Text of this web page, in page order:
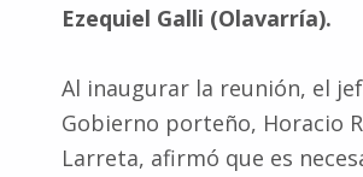
Ezequiel Galli (Olavarría).
Al inaugurar la reunión, el
Gobierno porteño, Horacio
Larreta, afirmó que es